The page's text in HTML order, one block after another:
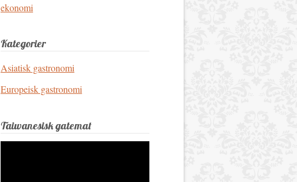
ekonomi
Kategorier
Asiatisk gastronomi
Europeisk gastronomi
Taiwanesisk gatemat